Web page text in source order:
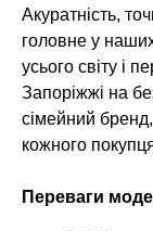
Акуратність,
головне у
усього світу і
Запоріжжі на
сімейний
кожного
Переваги